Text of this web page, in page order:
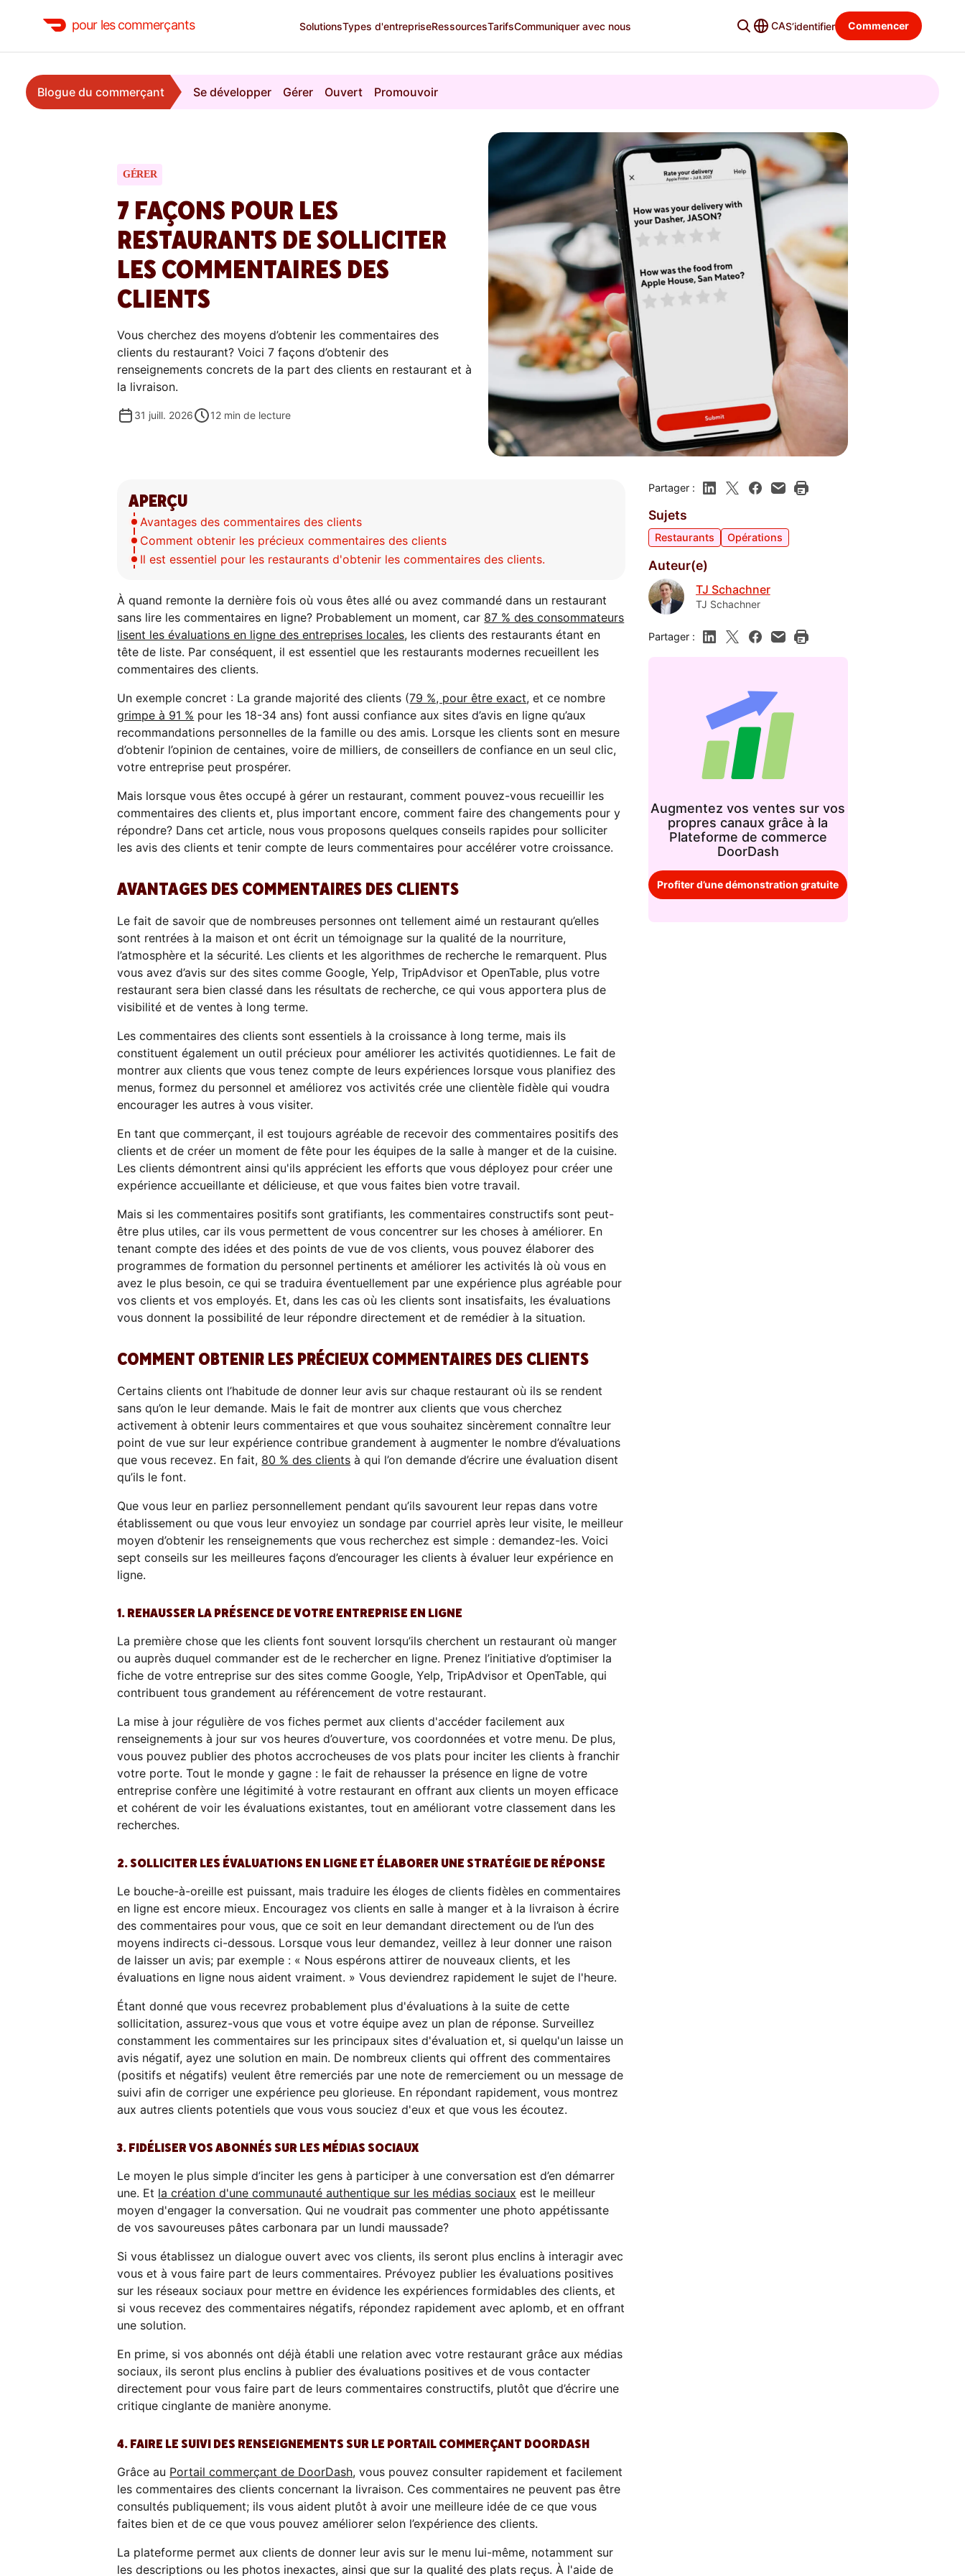
pour les commerçants SolutionsTypes d'entrepriseRessourcesTarifsCommuniquer avec nous CAS’identifier Commencer
Blogue du commerçant Se développer Gérer Ouvert Promouvoir
GÉRER
7 FAÇONS POUR LES
RESTAURANTS DE SOLLICITER
LES COMMENTAIRES DES
CLIENTS
Vous cherchez des moyens d’obtenir les commentaires des
clients du restaurant? Voici 7 façons d’obtenir des
renseignements concrets de la part des clients en restaurant et à
la livraison.
31 juill. 2026 12 min de lecture
APERÇU
Avantages des commentaires des clients
Comment obtenir les précieux commentaires des clients
Il est essentiel pour les restaurants d'obtenir les commentaires des clients.
À quand remonte la dernière fois où vous êtes allé ou avez commandé dans un restaurant
sans lire les commentaires en ligne? Probablement un moment, car 87 % des consommateurs
lisent les évaluations en ligne des entreprises locales, les clients des restaurants étant en
tête de liste. Par conséquent, il est essentiel que les restaurants modernes recueillent les
commentaires des clients.
Un exemple concret : La grande majorité des clients (79 %, pour être exact, et ce nombre
grimpe à 91 % pour les 18-34 ans) font aussi confiance aux sites d’avis en ligne qu’aux
recommandations personnelles de la famille ou des amis. Lorsque les clients sont en mesure
d’obtenir l’opinion de centaines, voire de milliers, de conseillers de confiance en un seul clic,
votre entreprise peut prospérer.
Mais lorsque vous êtes occupé à gérer un restaurant, comment pouvez-vous recueillir les
commentaires des clients et, plus important encore, comment faire des changements pour y
répondre? Dans cet article, nous vous proposons quelques conseils rapides pour solliciter
les avis des clients et tenir compte de leurs commentaires pour accélérer votre croissance.
AVANTAGES DES COMMENTAIRES DES CLIENTS
Le fait de savoir que de nombreuses personnes ont tellement aimé un restaurant qu’elles
sont rentrées à la maison et ont écrit un témoignage sur la qualité de la nourriture,
l’atmosphère et la sécurité. Les clients et les algorithmes de recherche le remarquent. Plus
vous avez d’avis sur des sites comme Google, Yelp, TripAdvisor et OpenTable, plus votre
restaurant sera bien classé dans les résultats de recherche, ce qui vous apportera plus de
visibilité et de ventes à long terme.
Les commentaires des clients sont essentiels à la croissance à long terme, mais ils
constituent également un outil précieux pour améliorer les activités quotidiennes. Le fait de
montrer aux clients que vous tenez compte de leurs expériences lorsque vous planifiez des
menus, formez du personnel et améliorez vos activités crée une clientèle fidèle qui voudra
encourager les autres à vous visiter.
En tant que commerçant, il est toujours agréable de recevoir des commentaires positifs des
clients et de créer un moment de fête pour les équipes de la salle à manger et de la cuisine.
Les clients démontrent ainsi qu'ils apprécient les efforts que vous déployez pour créer une
expérience accueillante et délicieuse, et que vous faites bien votre travail.
Mais si les commentaires positifs sont gratifiants, les commentaires constructifs sont peut-
être plus utiles, car ils vous permettent de vous concentrer sur les choses à améliorer. En
tenant compte des idées et des points de vue de vos clients, vous pouvez élaborer des
programmes de formation du personnel pertinents et améliorer les activités là où vous en
avez le plus besoin, ce qui se traduira éventuellement par une expérience plus agréable pour
vos clients et vos employés. Et, dans les cas où les clients sont insatisfaits, les évaluations
vous donnent la possibilité de leur répondre directement et de remédier à la situation.
COMMENT OBTENIR LES PRÉCIEUX COMMENTAIRES DES CLIENTS
Certains clients ont l’habitude de donner leur avis sur chaque restaurant où ils se rendent
sans qu’on le leur demande. Mais le fait de montrer aux clients que vous cherchez
activement à obtenir leurs commentaires et que vous souhaitez sincèrement connaître leur
point de vue sur leur expérience contribue grandement à augmenter le nombre d’évaluations
que vous recevez. En fait, 80 % des clients à qui l’on demande d’écrire une évaluation disent
qu’ils le font.
Que vous leur en parliez personnellement pendant qu’ils savourent leur repas dans votre
établissement ou que vous leur envoyiez un sondage par courriel après leur visite, le meilleur
moyen d’obtenir les renseignements que vous recherchez est simple : demandez-les. Voici
sept conseils sur les meilleures façons d’encourager les clients à évaluer leur expérience en
ligne.
1. REHAUSSER LA PRÉSENCE DE VOTRE ENTREPRISE EN LIGNE
La première chose que les clients font souvent lorsqu’ils cherchent un restaurant où manger
ou auprès duquel commander est de le rechercher en ligne. Prenez l’initiative d’optimiser la
fiche de votre entreprise sur des sites comme Google, Yelp, TripAdvisor et OpenTable, qui
contribuent tous grandement au référencement de votre restaurant.
La mise à jour régulière de vos fiches permet aux clients d'accéder facilement aux
renseignements à jour sur vos heures d’ouverture, vos coordonnées et votre menu. De plus,
vous pouvez publier des photos accrocheuses de vos plats pour inciter les clients à franchir
votre porte. Tout le monde y gagne : le fait de rehausser la présence en ligne de votre
entreprise confère une légitimité à votre restaurant en offrant aux clients un moyen efficace
et cohérent de voir les évaluations existantes, tout en améliorant votre classement dans les
recherches.
2. SOLLICITER LES ÉVALUATIONS EN LIGNE ET ÉLABORER UNE STRATÉGIE DE RÉPONSE
Le bouche-à-oreille est puissant, mais traduire les éloges de clients fidèles en commentaires
en ligne est encore mieux. Encouragez vos clients en salle à manger et à la livraison à écrire
des commentaires pour vous, que ce soit en leur demandant directement ou de l’un des
moyens indirects ci-dessous. Lorsque vous leur demandez, veillez à leur donner une raison
de laisser un avis; par exemple : « Nous espérons attirer de nouveaux clients, et les
évaluations en ligne nous aident vraiment. » Vous deviendrez rapidement le sujet de l'heure.
Étant donné que vous recevrez probablement plus d'évaluations à la suite de cette
sollicitation, assurez-vous que vous et votre équipe avez un plan de réponse. Surveillez
constamment les commentaires sur les principaux sites d'évaluation et, si quelqu'un laisse un
avis négatif, ayez une solution en main. De nombreux clients qui offrent des commentaires
(positifs et négatifs) veulent être remerciés par une note de remerciement ou un message de
suivi afin de corriger une expérience peu glorieuse. En répondant rapidement, vous montrez
aux autres clients potentiels que vous vous souciez d'eux et que vous les écoutez.
3. FIDÉLISER VOS ABONNÉS SUR LES MÉDIAS SOCIAUX
Le moyen le plus simple d’inciter les gens à participer à une conversation est d’en démarrer
une. Et la création d'une communauté authentique sur les médias sociaux est le meilleur
moyen d'engager la conversation. Qui ne voudrait pas commenter une photo appétissante
de vos savoureuses pâtes carbonara par un lundi maussade?
Si vous établissez un dialogue ouvert avec vos clients, ils seront plus enclins à interagir avec
vous et à vous faire part de leurs commentaires. Prévoyez publier les évaluations positives
sur les réseaux sociaux pour mettre en évidence les expériences formidables des clients, et
si vous recevez des commentaires négatifs, répondez rapidement avec aplomb, et en offrant
une solution.
En prime, si vos abonnés ont déjà établi une relation avec votre restaurant grâce aux médias
sociaux, ils seront plus enclins à publier des évaluations positives et de vous contacter
directement pour vous faire part de leurs commentaires constructifs, plutôt que d’écrire une
critique cinglante de manière anonyme.
4. FAIRE LE SUIVI DES RENSEIGNEMENTS SUR LE PORTAIL COMMERÇANT DOORDASH
Grâce au Portail commerçant de DoorDash, vous pouvez consulter rapidement et facilement
les commentaires des clients concernant la livraison. Ces commentaires ne peuvent pas être
consultés publiquement; ils vous aident plutôt à avoir une meilleure idée de ce que vous
faites bien et de ce que vous pouvez améliorer selon l’expérience des clients.
La plateforme permet aux clients de donner leur avis sur le menu lui-même, notamment sur
les descriptions ou les photos inexactes, ainsi que sur la qualité des plats reçus. À l'aide de
Partager :
Sujets
Restaurants Opérations
Auteur(e)
TJ Schachner
TJ Schachner
Partager :
Augmentez vos ventes sur vos
propres canaux grâce à la
Plateforme de commerce
DoorDash
Profiter d’une démonstration gratuite